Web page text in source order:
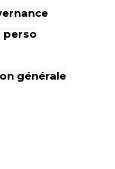
perso
générale